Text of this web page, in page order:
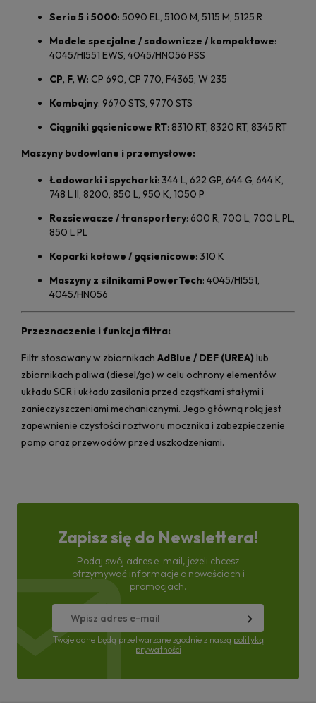
Seria 5 i 5000: 5090 EL, 5100 M, 5115 M, 5125 R
Modele specjalne / sadownicze / kompaktowe:
4045/HI551 EWS, 4045/HN056 PSS
CP, F, W: CP 690, CP 770, F4365, W 235
Kombajny: 9670 STS, 9770 STS
Ciągniki gąsienicowe RT: 8310 RT, 8320 RT, 8345 RT
Maszyny budowlane i przemysłowe:
Ładowarki i spycharki: 344 L, 622 GP, 644 G, 644 K,
748 L II, 8200, 850 L, 950 K, 1050 P
Rozsiewacze / transportery: 600 R, 700 L, 700 L PL,
850 L PL
Koparki kołowe / gąsienicowe: 310 K
Maszyny z silnikami PowerTech: 4045/HI551,
4045/HN056
Przeznaczenie i funkcja filtra:
Filtr stosowany w zbiornikach AdBlue / DEF (UREA) lub
zbiornikach paliwa (diesel/go) w celu ochrony elementów
układu SCR i układu zasilania przed cząstkami stałymi i
zanieczyszczeniami mechanicznymi. Jego główną rolą jest
zapewnienie czystości roztworu mocznika i zabezpieczenie
pomp oraz przewodów przed uszkodzeniami.
Zapisz się do Newslettera!
Podaj swój adres e-mail, jeżeli chcesz
otrzymywać informacje o nowościach i
promocjach.
Twoje dane będą przetwarzane zgodnie z naszą polityką
prywatności